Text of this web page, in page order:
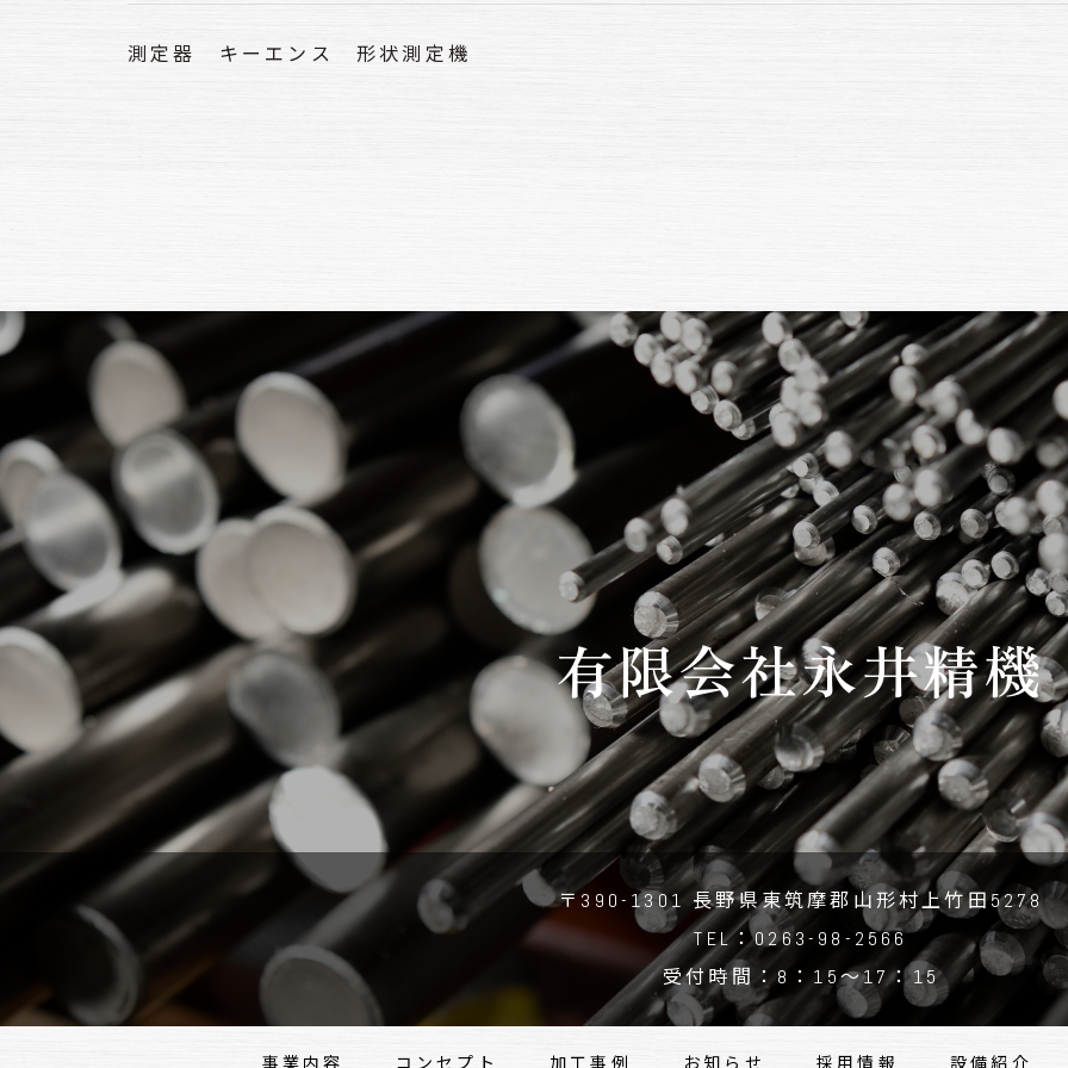
測定器 キーエンス 形状測定機
有限会社永井精機
〒390-1301 長野県東筑摩郡山形村上竹田5278
TEL：0263-98-2566
受付時間：8：15～17：15
事業内容 コンセプト 加工事例 お知らせ 採用情報 設備紹介